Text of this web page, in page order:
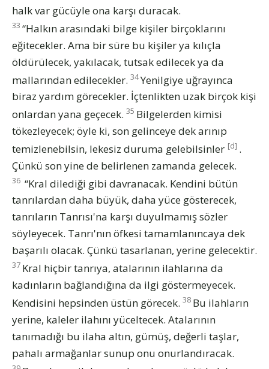
halk var gücüyle ona karşı duracak.
33 “Halkın arasındaki bilge kişiler birçoklarını
eğitecekler. Ama bir süre bu kişiler ya kılıçla
öldürülecek, yakılacak, tutsak edilecek ya da
mallarından edilecekler. 34Yenilgiye uğrayınca
biraz yardım görecekler. İçtenlikten uzak birçok kişi
onlardan yana geçecek. 35 Bilgelerden kimisi
tökezleyecek; öyle ki, son gelinceye dek arınıp
temizlenebilsin, lekesiz duruma gelebilsinler [d] .
Çünkü son yine de belirlenen zamanda gelecek.
36 “Kral dilediği gibi davranacak. Kendini bütün
tanrılardan daha büyük, daha yüce gösterecek,
tanrıların Tanrısı'na karşı duyulmamış sözler
söyleyecek. Tanrı'nın öfkesi tamamlanıncaya dek
başarılı olacak. Çünkü tasarlanan, yerine gelecektir.
37 Kral hiçbir tanrıya, atalarının ilahlarına da
kadınların bağlandığına da ilgi göstermeyecek.
Kendisini hepsinden üstün görecek. 38 Bu ilahların
yerine, kaleler ilahını yüceltecek. Atalarının
tanımadığı bu ilaha altın, gümüş, değerli taşlar,
pahalı armağanlar sunup onu onurlandıracak.